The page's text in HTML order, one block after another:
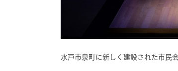
水戸市泉町に新しく建設された市民